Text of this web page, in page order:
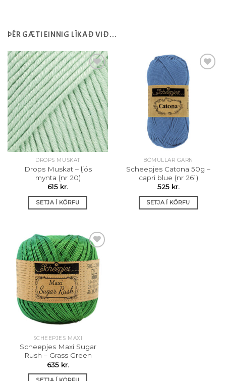
ÞÉR GÆTI EINNIG LÍKAÐ VIÐ…
Setja á
óskalista
DROPS MUSKAT
Drops Muskat – ljós
mynta (nr 20)
615 kr.
SETJA Í KÖRFU
BÓMULLAR GARN
Scheepjes Catona 50g –
capri blue (nr 261)
525 kr.
SETJA Í KÖRFU
Setja á
óskalista
SCHEEPJES MAXI
Scheepjes Maxi Sugar
Rush – Grass Green
635 kr.